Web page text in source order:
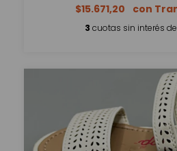
$15.671,20
3 cuotas sin interés de